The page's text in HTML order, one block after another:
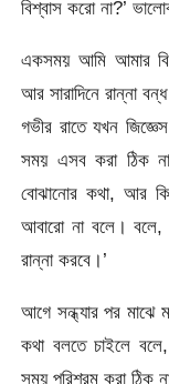
বিশ্বাস করো না?’
একসময় আমি আমার
আর সারাদিনে রান্না
গভীর রাতে যখন
সময় এসব করা ঠিক
বোঝানোর কথা, আর কি
আবারো না বলে। বলে,
রান্না করবে।’
আগে সন্ধ্যার পর মাঝে
কথা বলতে চাইলে
সময় পরিশ্রম করা ঠিক